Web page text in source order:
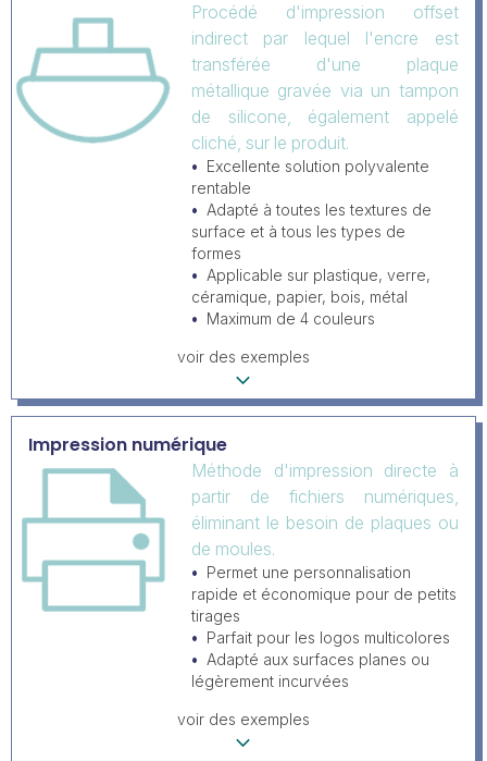
Procédé d'impression offset
indirect par lequel l'encre est
transférée d'une plaque
métallique gravée via un tampon
de silicone, également appelé
cliché, sur le produit.
Excellente solution polyvalente
rentable
Adapté à toutes les textures de
surface et à tous les types de
formes
Applicable sur plastique, verre,
céramique, papier, bois, métal
Maximum de 4 couleurs
voir des exemples
Impression numérique
Méthode d'impression directe à
partir de fichiers numériques,
éliminant le besoin de plaques ou
de moules.
Permet une personnalisation
rapide et économique pour de petits
tirages
Parfait pour les logos multicolores
Adapté aux surfaces planes ou
légèrement incurvées
voir des exemples